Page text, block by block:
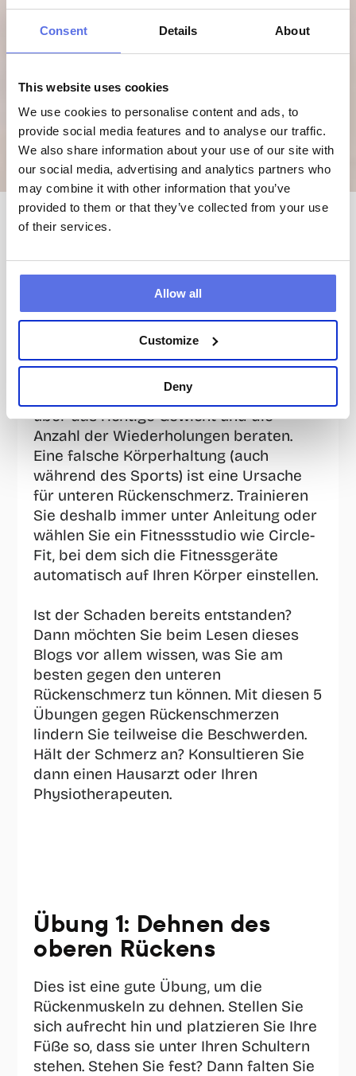
Consent Details About
This website uses cookies
We use cookies to personalise content and ads, to
provide social media features and to analyse our traffic.
We also share information about your use of our site with
our social media, advertising and analytics partners who
may combine it with other information that you’ve
provided to them or that they’ve collected from your use
of their services.
Allow all
Customize
Deny
13.09.2024
5 Übungen gegen
Rückenschmerzen
Viele Menschen erleben früher oder
später Rückenschmerzen. Aber was ist
eigentlich die Ursache dafür? Die
schmerzhaften Beschwerden entstehen
oft durch Überlastung bei körperlicher
Arbeit oder Sport. Stellen Sie daher
mit Gewichten arbeiten. Lassen Sie sich
über das richtige Gewicht und die
Anzahl der Wiederholungen beraten.
Eine falsche Körperhaltung (auch
während des Sports) ist eine Ursache
für unteren Rückenschmerz. Trainieren
Sie deshalb immer unter Anleitung oder
wählen Sie ein Fitnessstudio wie Circle-
Fit, bei dem sich die Fitnessgeräte
automatisch auf Ihren Körper einstellen.
Ist der Schaden bereits entstanden?
Dann möchten Sie beim Lesen dieses
Blogs vor allem wissen, was Sie am
besten gegen den unteren
Rückenschmerz tun können. Mit diesen 5
Übungen gegen Rückenschmerzen
lindern Sie teilweise die Beschwerden.
Hält der Schmerz an? Konsultieren Sie
dann einen Hausarzt oder Ihren
Physiotherapeuten.
Übung 1: Dehnen des
oberen Rückens
Dies ist eine gute Übung, um die
Rückenmuskeln zu dehnen. Stellen Sie
sich aufrecht hin und platzieren Sie Ihre
Füße so, dass sie unter Ihren Schultern
stehen. Stehen Sie fest? Dann falten Sie